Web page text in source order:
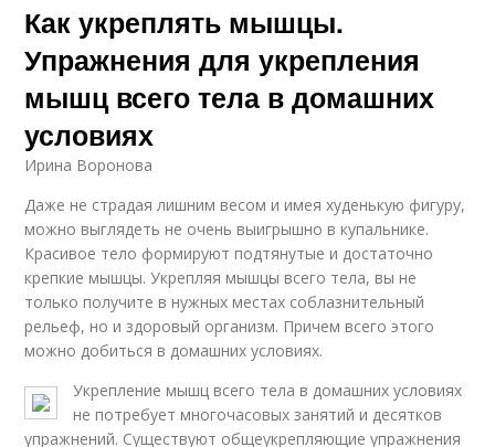
Как укреплять мышцы.
Упражнения для укрепления
мышц всего тела в домашних
условиях
Ирина Воронова
Даже не страдая лишним весом и имея худенькую фигуру,
можно выглядеть не очень выигрышно в купальнике.
Красивое тело формируют подтянутые и достаточно
крепкие мышцы. Укрепляя мышцы всего тела, вы не
только получите в нужных местах соблазнительный
рельеф, но и здоровый организм. Причем всего этого
можно добиться в домашних условиях.
Укрепление мышц всего тела в домашних условиях
не потребует многочасовых занятий и десятков
упражнений. Существуют общеукрепляющие упражнения